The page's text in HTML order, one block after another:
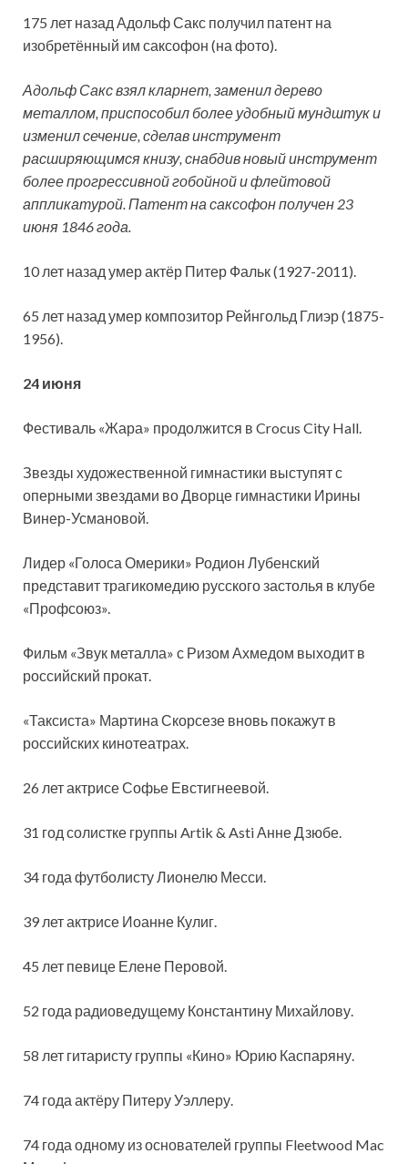
175 лет назад Адольф Сакс получил патент на
изобретённый им саксофон (на фото).
Адольф Сакс взял кларнет, заменил дерево
металлом, приспособил более удобный мундштук и
изменил сечение, сделав инструмент
расширяющимся книзу, снабдив новый инструмент
более прогрессивной гобойной и флейтовой
аппликатурой. Патент на саксофон получен 23
июня 1846 года.
10 лет назад умер актёр Питер Фальк (1927-2011).
65 лет назад умер композитор Рейнгольд Глиэр (1875-
1956).
24 июня
Фестиваль «Жара» продолжится в Crocus City Hall.
Звезды художественной гимнастики выступят с
оперными звездами во Дворце гимнастики Ирины
Винер-Усмановой.
Лидер «Голоса Омерики» Родион Лубенский
представит трагикомедию русского застолья в клубе
«Профсоюз».
Фильм «Звук металла» с Ризом Ахмедом выходит в
российский прокат.
«Таксиста» Мартина Скорсезе вновь покажут в
российских кинотеатрах.
26 лет актрисе Софье Евстигнеевой.
31 год солистке группы Artik & Asti Анне Дзюбе.
34 года футболисту Лионелю Месси.
39 лет актрисе Иоанне Кулиг.
45 лет певице Елене Перовой.
52 года радиоведущему Константину Михайлову.
58 лет гитаристу группы «Кино» Юрию Каспаряну.
74 года актёру Питеру Уэллеру.
74 года одному из основателей группы Fleetwood Mac